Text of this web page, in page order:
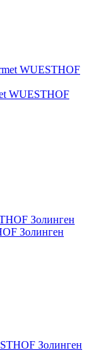
WUESTHOF
Золинген